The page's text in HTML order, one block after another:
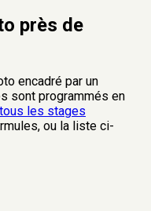
près de
encadré par un
sont programmés en
tous les stages
ou la liste ci-